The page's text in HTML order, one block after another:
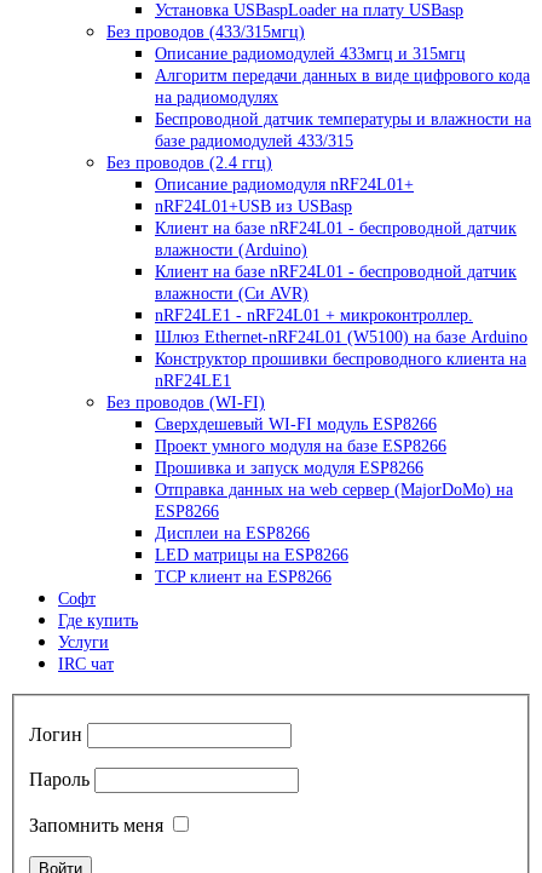
Установка USBaspLoader на плату USBasp
Без проводов (433/315мгц)
Описание радиомодулей 433мгц и 315мгц
Алгоритм передачи данных в виде цифрового кода
на радиомодулях
Беспроводной датчик температуры и влажности на
базе радиомодулей 433/315
Без проводов (2.4 ггц)
Описание радиомодуля nRF24L01+
nRF24L01+USB из USBasp
Клиент на базе nRF24L01 - беспроводной датчик
влажности (Arduino)
Клиент на базе nRF24L01 - беспроводной датчик
влажности (Си AVR)
nRF24LE1 - nRF24L01 + микроконтроллер.
Шлюз Ethernet-nRF24L01 (W5100) на базе Arduino
Конструктор прошивки беспроводного клиента на
nRF24LE1
Без проводов (WI-FI)
Сверхдешевый WI-FI модуль ESP8266
Проект умного модуля на базе ESP8266
Прошивка и запуск модуля ESP8266
Отправка данных на web сервер (MajorDoMo) на
ESP8266
Дисплеи на ESP8266
LED матрицы на ESP8266
TCP клиент на ESP8266
Софт
Где купить
Услуги
IRC чат
Логин
Пароль
Запомнить меня